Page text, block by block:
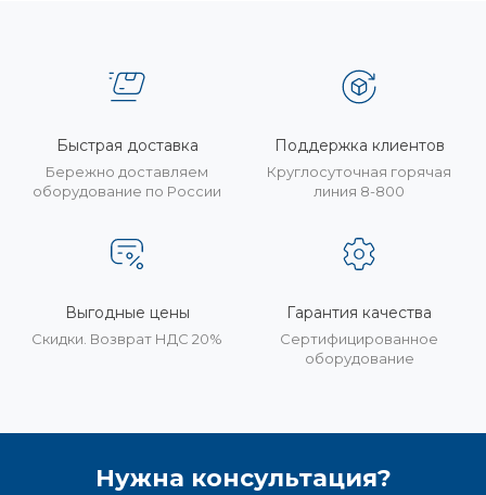
Быстрая доставка
Бережно доставляем
оборудование по России
Поддержка клиентов
Круглосуточная горячая
линия 8-800
Выгодные цены
Скидки. Возврат НДС 20%
Гарантия качества
Сертифицированное
оборудование
Нужна консультация?